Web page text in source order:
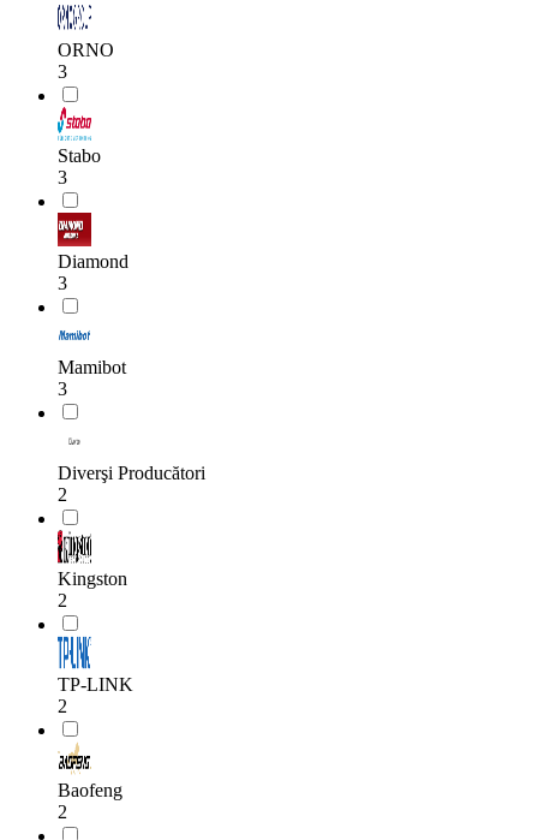
ORNO
3
Stabo
3
Diamond
3
Mamibot
3
Diverşi Producători
2
Kingston
2
TP-LINK
2
Baofeng
2